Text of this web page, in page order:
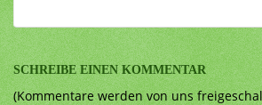
SCHREIBE EINEN KOMMENTAR
(Kommentare werden von uns